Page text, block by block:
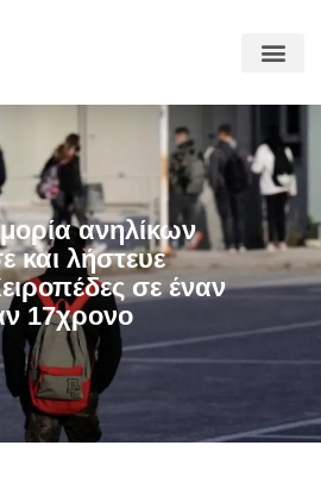
ανηλίκων
και λήστευε
σε έναν
17χρονο